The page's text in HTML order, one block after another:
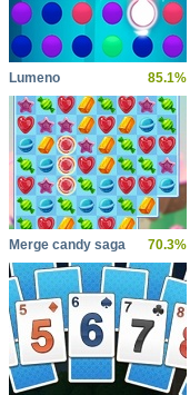
Lumeno 85.1%
Merge candy saga 70.3%